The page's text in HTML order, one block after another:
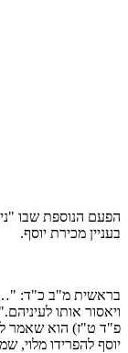
הפעם הנוספת שבו
בעניין מכירת יוסף.
בראשית מ"ב כ"ד:
ויאסור אותו
פ"ד ט"ז) הוא שאמר
יוסף להפרידו מלוי,